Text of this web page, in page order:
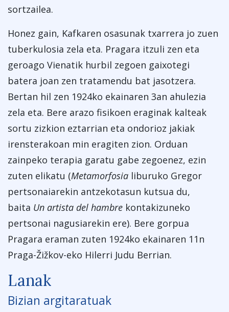
sortzailea.
Honez gain, Kafkaren osasunak txarrera jo zuen
tuberkulosia zela eta. Pragara itzuli zen eta
geroago Vienatik hurbil zegoen gaixotegi
batera joan zen tratamendu bat jasotzera.
Bertan hil zen 1924ko ekainaren 3an ahulezia
zela eta. Bere arazo fisikoen eraginak kalteak
sortu zizkion eztarrian eta ondorioz jakiak
irensterakoan min eragiten zion. Orduan
zainpeko terapia garatu gabe zegoenez, ezin
zuten elikatu (Metamorfosia liburuko Gregor
pertsonaiarekin antzekotasun kutsua du,
baita Un artista del hambre kontakizuneko
pertsonai nagusiarekin ere). Bere gorpua
Pragara eraman zuten 1924ko ekainaren 11n
Praga-Žižkov-eko Hilerri Judu Berrian.
Lanak
Bizian argitaratuak